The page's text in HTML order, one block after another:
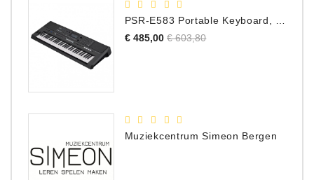
€ 485,00 Normale
€ 603,80Prijs
Muziekcentrum Simeon Bergen